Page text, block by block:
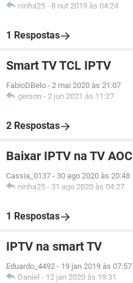
ninha25 - 8 out 2019 às 04:24
1 Respostas
Smart TV TCL IPTV
FabioDBelo - 2 mai 2020 às 21:07
gerson - 2 jun 2021 às 11:27
2 Respostas
Baixar IPTV na TV AOC
Cassia_0137 - 30 ago 2020 às 20:48
ninha25 - 31 ago 2020 às 04:27
1 Respostas
IPTV na smart TV
Eduardo_4492 - 19 jan 2019 às 07:57
Daniel - 12 jan 2020 às 19:31